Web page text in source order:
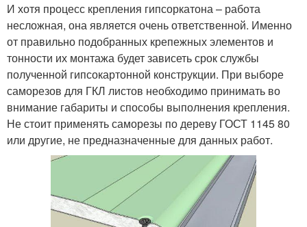
И хотя процесс крепления гипсоркатона – работа
несложная, она является очень ответственной. Именно
от правильно подобранных крепежных элементов и
тонности их монтажа будет зависеть срок службы
полученной гипсокартонной конструкции. При выборе
саморезов для ГКЛ листов необходимо принимать во
внимание габариты и способы выполнения крепления.
Не стоит применять саморезы по дереву ГОСТ 1145 80
или другие, не предназначенные для данных работ.